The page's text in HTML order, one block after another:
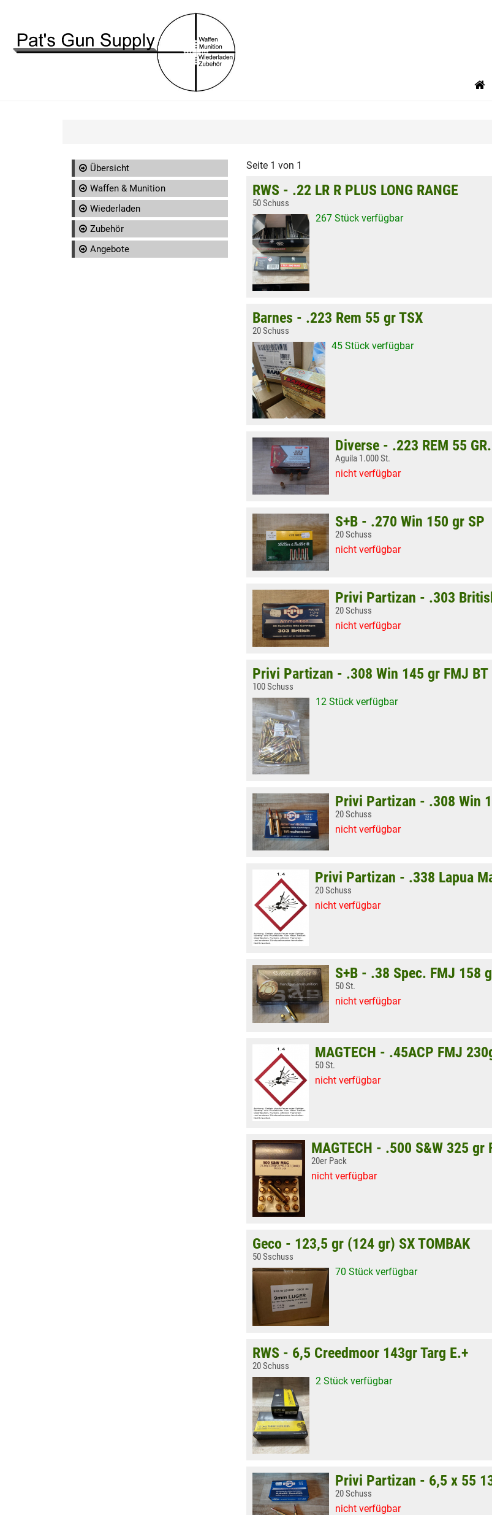
Übersicht
Waffen & Munition
Wiederladen
Zubehör
Angebote
Seite 1 von 1
RWS - .22 LR R PLUS LONG RANGE
50 Schuss
267 Stück verfügbar
Barnes - .223 Rem 55 gr TSX
20 Schuss
45 Stück verfügbar
Diverse - .223 REM 55
Aguila 1.000 St.
nicht verfügbar
S+B - .270 Win 150 gr SP
20 Schuss
nicht verfügbar
Privi Partizan - .303
20 Schuss
nicht verfügbar
Privi Partizan - .308 Win 145 gr FMJ BT
100 Schuss
12 Stück verfügbar
Privi Partizan - .308 Win
20 Schuss
nicht verfügbar
Privi Partizan - .338 Lapua
20 Schuss
nicht verfügbar
S+B - .38 Spec. FMJ 158
50 St.
nicht verfügbar
MAGTECH - .45ACP FMJ
50 St.
nicht verfügbar
MAGTECH - .500 S&W 325 gr
20er Pack
nicht verfügbar
Geco - 123,5 gr (124 gr) SX TOMBAK
50 Sschuss
70 Stück verfügbar
RWS - 6,5 Creedmoor 143gr Targ E.+
20 Schuss
2 Stück verfügbar
Privi Partizan - 6,5 x 55
20 Schuss
nicht verfügbar